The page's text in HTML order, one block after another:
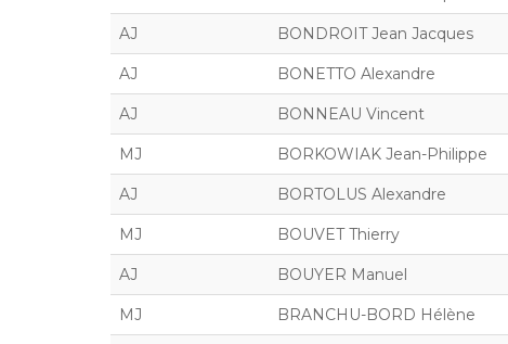
AJ BONDROIT Jean Jacques
AJ BONETTO Alexandre
AJ BONNEAU Vincent
MJ BORKOWIAK Jean-Philippe
AJ BORTOLUS Alexandre
MJ BOUVET Thierry
AJ BOUYER Manuel
MJ BRANCHU-BORD Hélène